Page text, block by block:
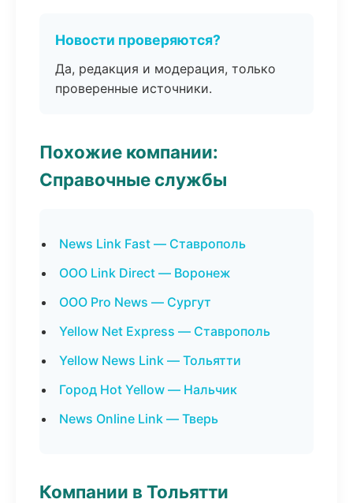
Новости проверяются?
Да, редакция и модерация, только
проверенные источники.
Похожие компании:
Справочные службы
News Link Fast — Ставрополь
ООО Link Direct — Воронеж
ООО Pro News — Сургут
Yellow Net Express — Ставрополь
Yellow News Link — Тольятти
Город Hot Yellow — Нальчик
News Online Link — Тверь
Компании в Тольятти